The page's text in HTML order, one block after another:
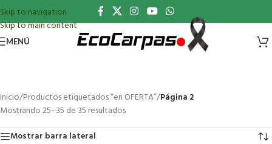
Skip to navigation
Skip to main content
MENÚ
Inicio/Productos etiquetados “en OFERTA”/Página 2
Mostrando 25–35 de 35 resultados
Mostrar barra lateral